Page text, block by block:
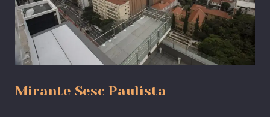
Mirante Sesc Paulista